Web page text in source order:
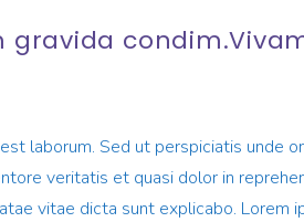
gravida
laborum. Sed ut perspiciatis unde
veritatis et quasi dolor in
vitae dicta sunt explicabo. Lorem